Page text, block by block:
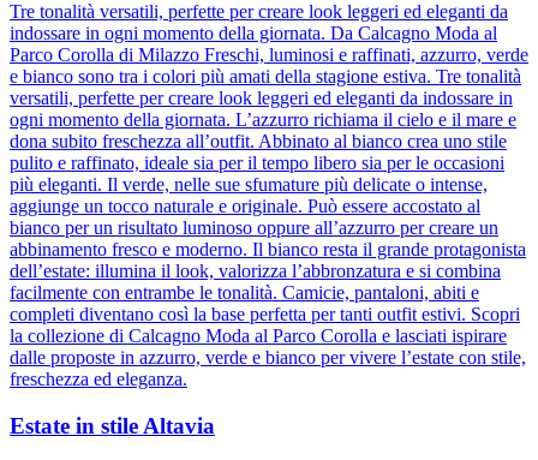
Tre tonalità versatili, perfette per creare look leggeri ed eleganti da
indossare in ogni momento della giornata. Da Calcagno Moda al
Parco Corolla di Milazzo Freschi, luminosi e raffinati, azzurro, verde
e bianco sono tra i colori più amati della stagione estiva. Tre tonalità
versatili, perfette per creare look leggeri ed eleganti da indossare in
ogni momento della giornata. L’azzurro richiama il cielo e il mare e
dona subito freschezza all’outfit. Abbinato al bianco crea uno stile
pulito e raffinato, ideale sia per il tempo libero sia per le occasioni
più eleganti. Il verde, nelle sue sfumature più delicate o intense,
aggiunge un tocco naturale e originale. Può essere accostato al
bianco per un risultato luminoso oppure all’azzurro per creare un
abbinamento fresco e moderno. Il bianco resta il grande protagonista
dell’estate: illumina il look, valorizza l’abbronzatura e si combina
facilmente con entrambe le tonalità. Camicie, pantaloni, abiti e
completi diventano così la base perfetta per tanti outfit estivi. Scopri
la collezione di Calcagno Moda al Parco Corolla e lasciati ispirare
dalle proposte in azzurro, verde e bianco per vivere l’estate con stile,
freschezza ed eleganza.
Estate in stile Altavia